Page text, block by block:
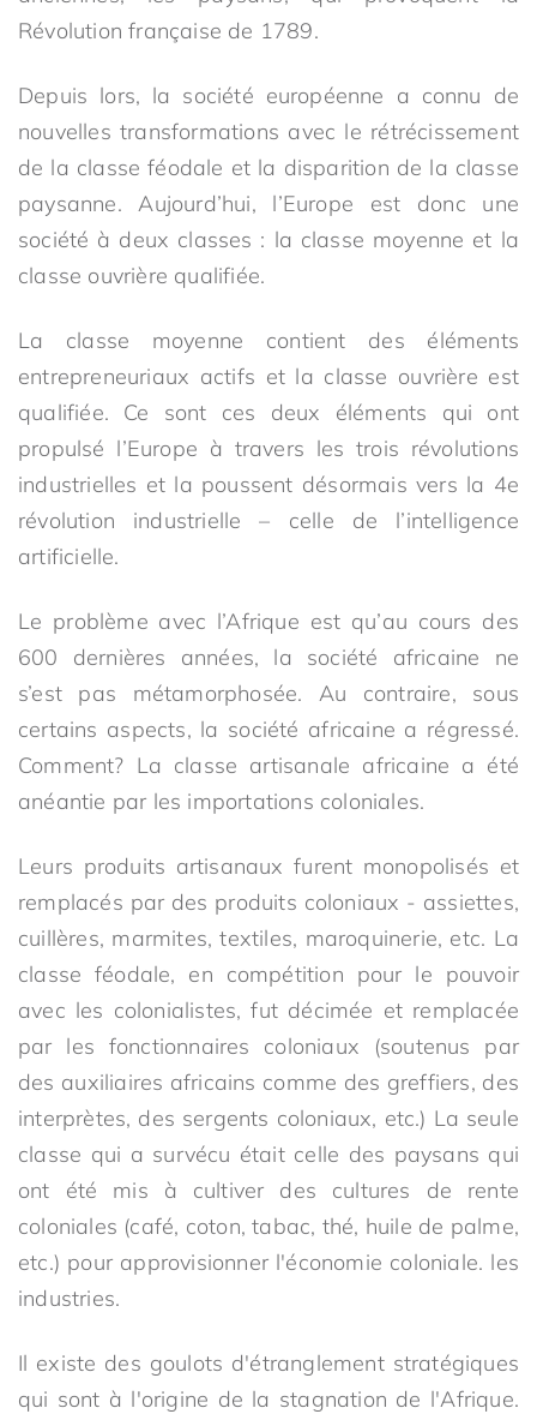
Révolution française de 1789.
Depuis lors, la société européenne a connu de
nouvelles transformations avec le rétrécissement
de la classe féodale et la disparition de la classe
paysanne. Aujourd’hui, l’Europe est donc une
société à deux classes : la classe moyenne et la
classe ouvrière qualifiée.
La classe moyenne contient des éléments
entrepreneuriaux actifs et la classe ouvrière est
qualifiée. Ce sont ces deux éléments qui ont
propulsé l’Europe à travers les trois révolutions
industrielles et la poussent désormais vers la 4e
révolution industrielle – celle de l’intelligence
artificielle.
Le problème avec l’Afrique est qu’au cours des
600 dernières années, la société africaine ne
s’est pas métamorphosée. Au contraire, sous
certains aspects, la société africaine a régressé.
Comment? La classe artisanale africaine a été
anéantie par les importations coloniales.
Leurs produits artisanaux furent monopolisés et
remplacés par des produits coloniaux - assiettes,
cuillères, marmites, textiles, maroquinerie, etc. La
classe féodale, en compétition pour le pouvoir
avec les colonialistes, fut décimée et remplacée
par les fonctionnaires coloniaux (soutenus par
des auxiliaires africains comme des greffiers, des
interprètes, des sergents coloniaux, etc.) La seule
classe qui a survécu était celle des paysans qui
ont été mis à cultiver des cultures de rente
coloniales (café, coton, tabac, thé, huile de palme,
etc.) pour approvisionner l'économie coloniale. les
industries.
Il existe des goulots d'étranglement stratégiques
qui sont à l'origine de la stagnation de l'Afrique.